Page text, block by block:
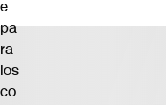
e
pa
ra
los
co